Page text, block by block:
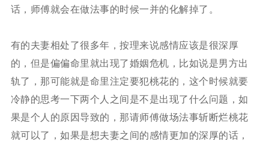
话，师傅就会在做法事的时候一并的化解掉了。
有的夫妻相处了很多年，按理来说感情应该是很深厚
的，但是偏偏命里就出现了婚姻危机，比如说是男方出
轨了，那可能就是命里注定要犯桃花的，这个时候就要
冷静的思考一下两个人之间是不是出现了什么问题，如
果是个人的原因导致的，那请师傅做场法事斩断烂桃花
就可以了，如果是想夫妻之间的感情更加的深厚的话，